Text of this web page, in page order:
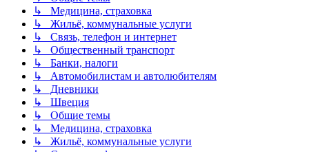
↳ Медицина, страховка
↳ Жильё, коммунальные услуги
↳ Связь, телефон и интернет
↳ Общественный транспорт
↳ Банки, налоги
↳ Автомобилистам и автолюбителям
↳ Дневники
↳ Швеция
↳ Общие темы
↳ Медицина, страховка
↳ Жильё, коммунальные услуги